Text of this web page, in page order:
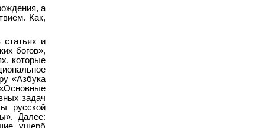
а
Как,
статьях и
богов»,
которые
«Азбука
задач
русской
Далее: